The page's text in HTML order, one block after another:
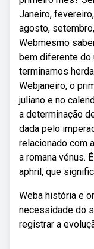
Janeiro,
agosto,
Webmesmo
bem diferente do
terminamos
Webjaneiro, o
juliano e no
a determinação
dada pelo
relacionado com
a romana vénus.
aphril, que
Weba história e
necessidade do
registrar a